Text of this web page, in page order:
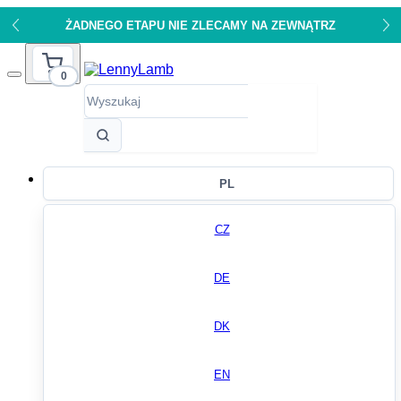
ŻADNEGO ETAPU NIE ZLECAMY NA ZEWNĄTRZ
0
PL
CZ
DE
DK
EN